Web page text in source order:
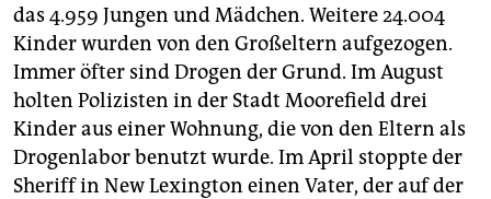
das 4.959 Jungen und Mädchen. Weitere 24.004
Kinder wurden von den Großeltern aufgezogen.
Immer öfter sind Drogen der Grund. Im August
holten Polizisten in der Stadt Moorefield drei
Kinder aus einer Wohnung, die von den Eltern als
Drogenlabor benutzt wurde. Im April stoppte der
Sheriff in New Lexington einen Vater, der auf der